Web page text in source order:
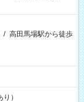
/ 高田馬場駅から徒歩
）